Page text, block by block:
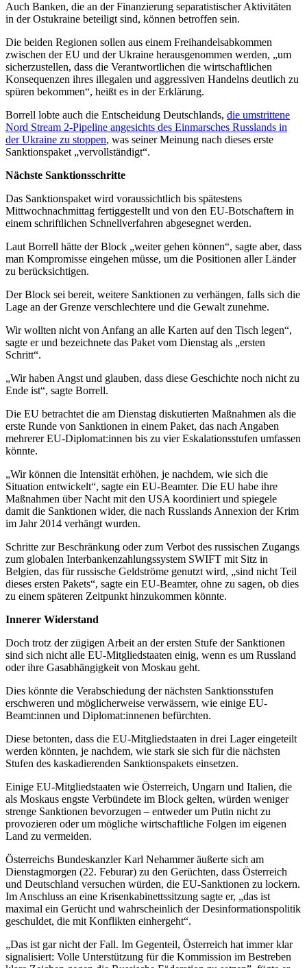
Auch Banken, die an der Finanzierung separatistischer Aktivitäten
in der Ostukraine beteiligt sind, können betroffen sein.
Die beiden Regionen sollen aus einem Freihandelsabkommen
zwischen der EU und der Ukraine herausgenommen werden, „um
sicherzustellen, dass die Verantwortlichen die wirtschaftlichen
Konsequenzen ihres illegalen und aggressiven Handelns deutlich zu
spüren bekommen“, heißt es in der Erklärung.
Borrell lobte auch die Entscheidung Deutschlands, die umstrittene
Nord Stream 2-Pipeline angesichts des Einmarsches Russlands in
der Ukraine zu stoppen, was seiner Meinung nach dieses erste
Sanktionspaket „vervollständigt“.
Nächste Sanktionsschritte
Das Sanktionspaket wird voraussichtlich bis spätestens
Mittwochnachmittag fertiggestellt und von den EU-Botschaftern in
einem schriftlichen Schnellverfahren abgesegnet werden.
Laut Borrell hätte der Block „weiter gehen können“, sagte aber, dass
man Kompromisse eingehen müsse, um die Positionen aller Länder
zu berücksichtigen.
Der Block sei bereit, weitere Sanktionen zu verhängen, falls sich die
Lage an der Grenze verschlechtere und die Gewalt zunehme.
Wir wollten nicht von Anfang an alle Karten auf den Tisch legen“,
sagte er und bezeichnete das Paket vom Dienstag als „ersten
Schritt“.
„Wir haben Angst und glauben, dass diese Geschichte noch nicht zu
Ende ist“, sagte Borrell.
Die EU betrachtet die am Dienstag diskutierten Maßnahmen als die
erste Runde von Sanktionen in einem Paket, das nach Angaben
mehrerer EU-Diplomat:innen bis zu vier Eskalationsstufen umfassen
könnte.
„Wir können die Intensität erhöhen, je nachdem, wie sich die
Situation entwickelt“, sagte ein EU-Beamter. Die EU habe ihre
Maßnahmen über Nacht mit den USA koordiniert und spiegele
damit die Sanktionen wider, die nach Russlands Annexion der Krim
im Jahr 2014 verhängt wurden.
Schritte zur Beschränkung oder zum Verbot des russischen Zugangs
zum globalen Interbankenzahlungssystem SWIFT mit Sitz in
Belgien, das für russische Geldströme genutzt wird, „sind nicht Teil
dieses ersten Pakets“, sagte ein EU-Beamter, ohne zu sagen, ob dies
zu einem späteren Zeitpunkt hinzukommen könnte.
Innerer Widerstand
Doch trotz der zügigen Arbeit an der ersten Stufe der Sanktionen
sind sich nicht alle EU-Mitgliedstaaten einig, wenn es um Russland
oder ihre Gasabhängigkeit von Moskau geht.
Dies könnte die Verabschiedung der nächsten Sanktionsstufen
erschweren und möglicherweise verwässern, wie einige EU-
Beamt:innen und Diplomat:innenen befürchten.
Diese betonten, dass die EU-Mitgliedstaaten in drei Lager eingeteilt
werden könnten, je nachdem, wie stark sie sich für die nächsten
Stufen des kaskadierenden Sanktionspakets einsetzen.
Einige EU-Mitgliedstaaten wie Österreich, Ungarn und Italien, die
als Moskaus engste Verbündete im Block gelten, würden weniger
strenge Sanktionen bevorzugen – entweder um Putin nicht zu
provozieren oder um mögliche wirtschaftliche Folgen im eigenen
Land zu vermeiden.
Österreichs Bundeskanzler Karl Nehammer äußerte sich am
Dienstagmorgen (22. Feburar) zu den Gerüchten, dass Österreich
und Deutschland versuchen würden, die EU-Sanktionen zu lockern.
Im Anschluss an eine Krisenkabinettssitzung sagte er, „das ist
maximal ein Gerücht und wahrscheinlich der Desinformationspolitik
geschuldet, die mit Konflikten einhergeht“.
„Das ist gar nicht der Fall. Im Gegenteil, Österreich hat immer klar
signalisiert: Volle Unterstützung für die Kommission im Bestreben